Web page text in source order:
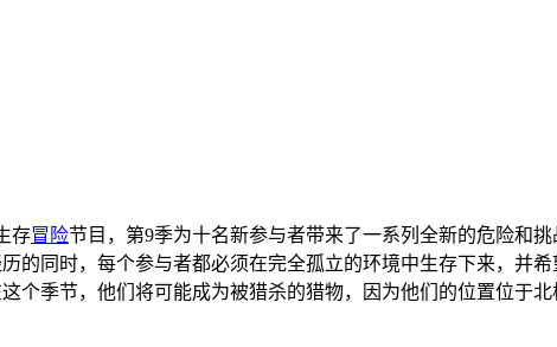
存冒险节目，第9季为十名新参与者带来了一系列全新的危险和
的同时，每个参与者都必须在完全孤立的环境中生存下来，并
个季节，他们将可能成为被猎杀的猎物，因为他们的位置位于